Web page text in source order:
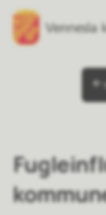
Vennesla kommune